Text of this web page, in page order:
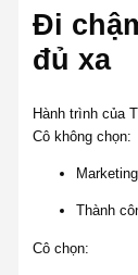
Đi
đủ xa
Hành trình của
Cô không chọn:
Thành
Cô chọn: